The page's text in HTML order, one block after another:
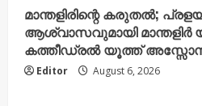
മാന്തളിരിന്റെ കരുതൽ;
ആശ്വാസവുമായി മാന്തളിർ
കത്തീഡ്രൽ യൂത്ത്
Editor August 6, 2026